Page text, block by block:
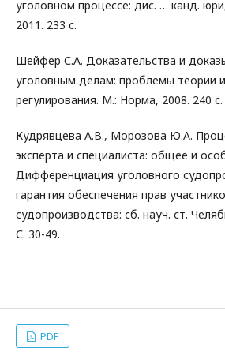
уголовном процессе: дис. … канд.
2011. 233 с.
Шейфер С.А. Доказательства и
уголовным делам: проблемы теории
регулирования. М.: Норма, 2008. 240 с.
Кудрявцева А.В., Морозова Ю.А.
эксперта и специалиста: общее и
Дифференциация уголовного
гарантия обеспечения прав
судопроизводства: сб. науч. ст.
С. 30-49.
PDF